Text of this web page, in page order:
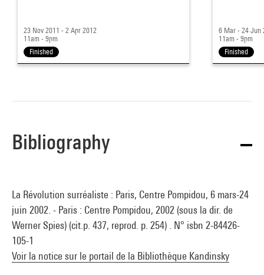
23 Nov 2011 - 2 Apr 2012
11am - 9pm
Finished
6 Mar - 24 Jun
11am - 9pm
Finished
Bibliography
La Révolution surréaliste : Paris, Centre Pompidou, 6 mars-24
juin 2002. - Paris : Centre Pompidou, 2002 (sous la dir. de
Werner Spies) (cit.p. 437, reprod. p. 254) . N° isbn 2-84426-
105-1
Voir la notice sur le portail de la Bibliothèque Kandinsky